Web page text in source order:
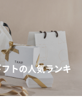
トの人気ランキ